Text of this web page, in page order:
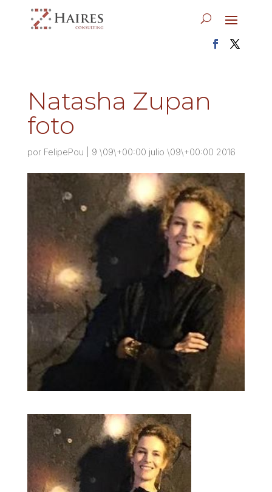
Natasha Zupan
foto
por FelipePou 9 \09\+00:00 julio \09\+00:00 2016